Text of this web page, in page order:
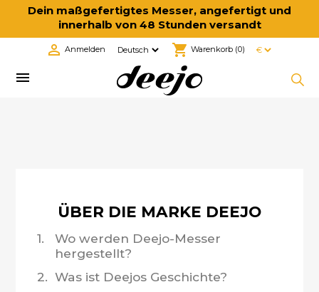
Dein maßgefertigtes Messer, angefertigt und
innerhalb von 48 Stunden versandt
shopping_cart Warenkorb (0)
 Anmelden

ÜBER DIE MARKE DEEJO
1.
Wo werden Deejo-Messer
hergestellt?
2. Was ist Deejos Geschichte?